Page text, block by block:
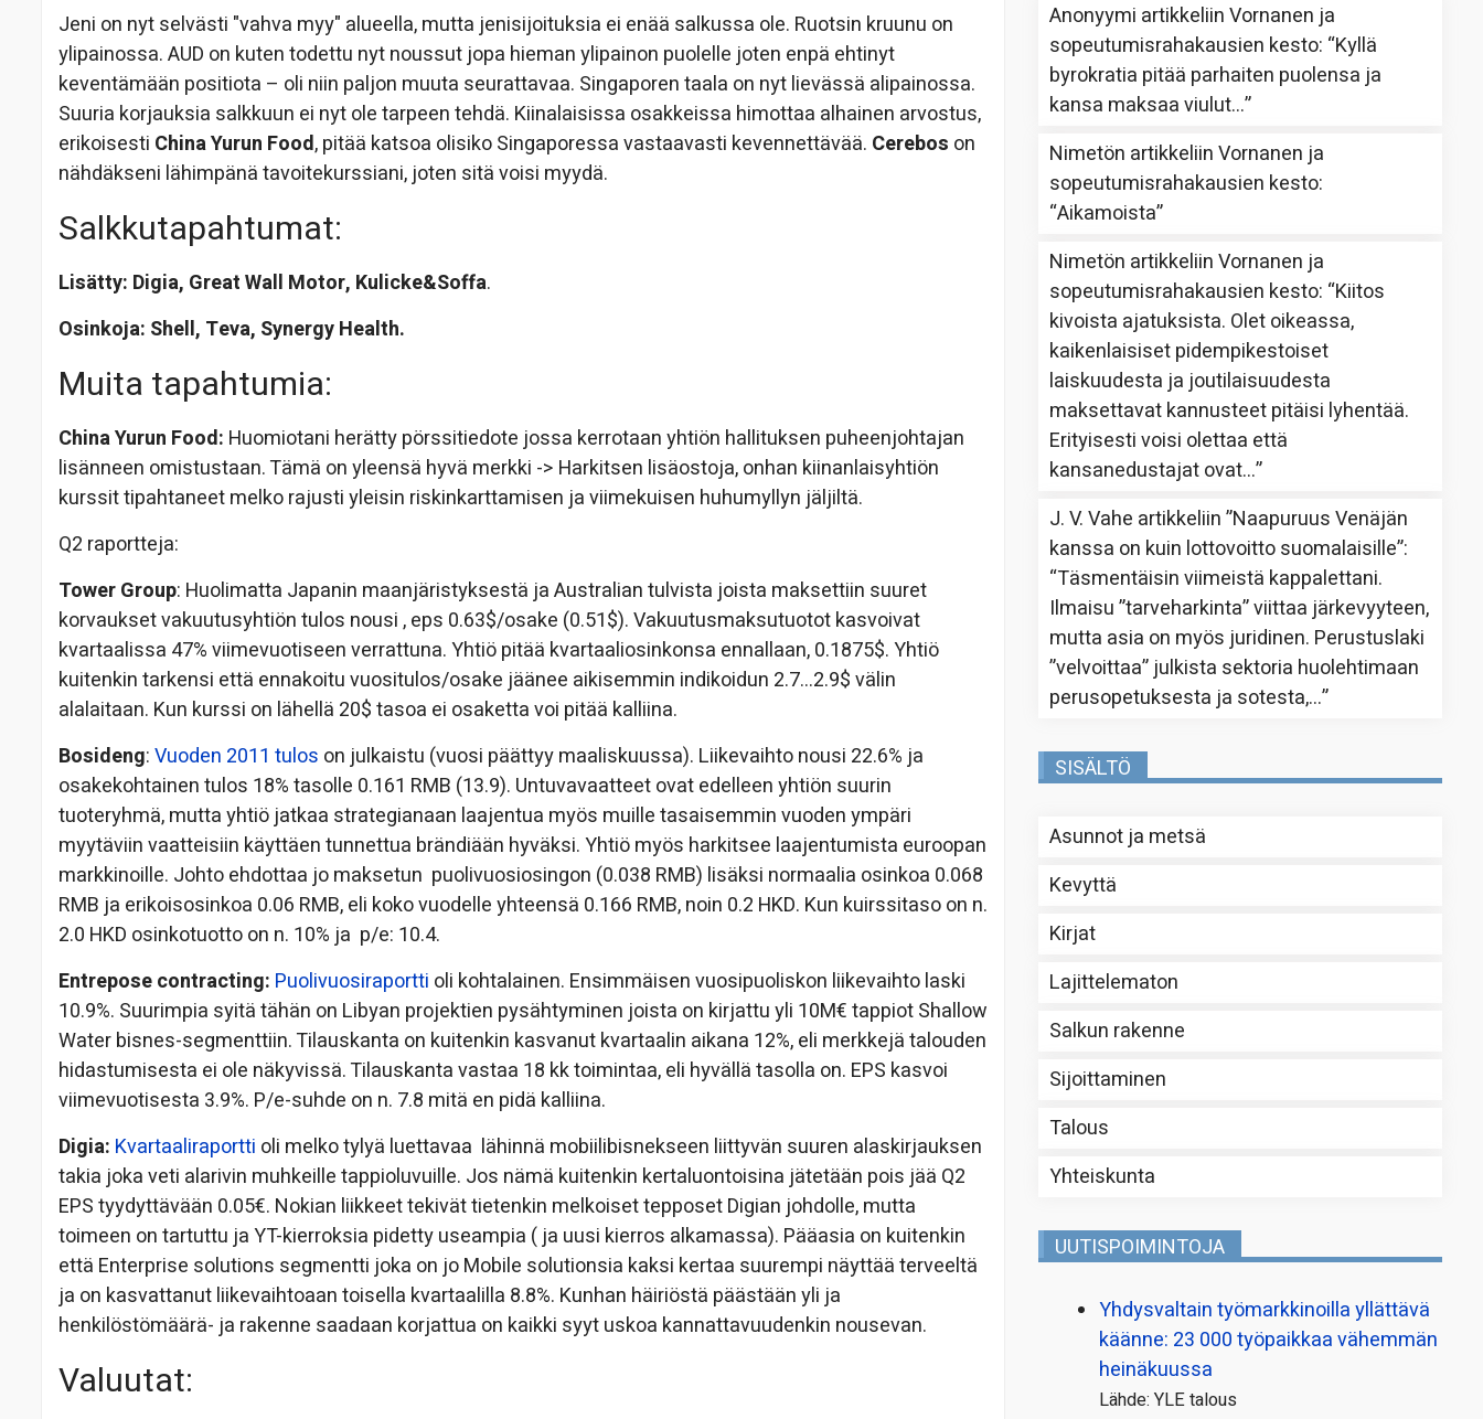
Jeni on nyt selvästi "vahva myy" alueella, mutta jenisijoituksia ei enää salkussa ole. Ruotsin kruunu on
ylipainossa. AUD on kuten todettu nyt noussut jopa hieman ylipainon puolelle joten enpä ehtinyt
keventämään positiota – oli niin paljon muuta seurattavaa. Singaporen taala on nyt lievässä alipainossa.
Suuria korjauksia salkkuun ei nyt ole tarpeen tehdä. Kiinalaisissa osakkeissa himottaa alhainen arvostus,
erikoisesti China Yurun Food, pitää katsoa olisiko Singaporessa vastaavasti kevennettävää. Cerebos on
nähdäkseni lähimpänä tavoitekurssiani, joten sitä voisi myydä.
Salkkutapahtumat:
Lisätty: Digia, Great Wall Motor, Kulicke&Soffa.
Osinkoja: Shell, Teva, Synergy Health.
Muita tapahtumia:
China Yurun Food: Huomiotani herätty pörssitiedote jossa kerrotaan yhtiön hallituksen puheenjohtajan
lisänneen omistustaan. Tämä on yleensä hyvä merkki -> Harkitsen lisäostoja, onhan kiinanlaisyhtiön
kurssit tipahtaneet melko rajusti yleisin riskinkarttamisen ja viimekuisen huhumyllyn jäljiltä.
Q2 raportteja:
Tower Group: Huolimatta Japanin maanjäristyksestä ja Australian tulvista joista maksettiin suuret
korvaukset vakuutusyhtiön tulos nousi , eps 0.63$/osake (0.51$). Vakuutusmaksutuotot kasvoivat
kvartaalissa 47% viimevuotiseen verrattuna. Yhtiö pitää kvartaaliosinkonsa ennallaan, 0.1875$. Yhtiö
kuitenkin tarkensi että ennakoitu vuositulos/osake jäänee aikisemmin indikoidun 2.7…2.9$ välin
alalaitaan. Kun kurssi on lähellä 20$ tasoa ei osaketta voi pitää kalliina.
Bosideng:Vuoden 2011 tulos on julkaistu (vuosi päättyy maaliskuussa). Liikevaihto nousi 22.6% ja
osakekohtainen tulos 18% tasolle 0.161 RMB (13.9). Untuvavaatteet ovat edelleen yhtiön suurin
tuoteryhmä, mutta yhtiö jatkaa strategianaan laajentua myös muille tasaisemmin vuoden ympäri
myytäviin vaatteisiin käyttäen tunnettua brändiään hyväksi. Yhtiö myös harkitsee laajentumista euroopan
markkinoille. Johto ehdottaa jo maksetun puolivuosiosingon (0.038 RMB) lisäksi normaalia osinkoa 0.068
RMB ja erikoisosinkoa 0.06 RMB, eli koko vuodelle yhteensä 0.166 RMB, noin 0.2 HKD. Kun kuirssitaso on n.
2.0 HKD osinkotuotto on n. 10% ja p/e: 10.4.
Entrepose contracting: Puolivuosiraportti oli kohtalainen. Ensimmäisen vuosipuoliskon liikevaihto laski
10.9%. Suurimpia syitä tähän on Libyan projektien pysähtyminen joista on kirjattu yli 10M€ tappiot Shallow
Water bisnes-segmenttiin. Tilauskanta on kuitenkin kasvanut kvartaalin aikana 12%, eli merkkejä talouden
hidastumisesta ei ole näkyvissä. Tilauskanta vastaa 18 kk toimintaa, eli hyvällä tasolla on. EPS kasvoi
viimevuotisesta 3.9%. P/e-suhde on n. 7.8 mitä en pidä kalliina.
Digia: Kvartaaliraportti oli melko tylyä luettavaa lähinnä mobiilibisnekseen liittyvän suuren alaskirjauksen
takia joka veti alarivin muhkeille tappioluvuille. Jos nämä kuitenkin kertaluontoisina jätetään pois jää Q2
EPS tyydyttävään 0.05€. Nokian liikkeet tekivät tietenkin melkoiset tepposet Digian johdolle, mutta
toimeen on tartuttu ja YT-kierroksia pidetty useampia ( ja uusi kierros alkamassa). Pääasia on kuitenkin
että Enterprise solutions segmentti joka on jo Mobile solutionsia kaksi kertaa suurempi näyttää terveeltä
ja on kasvattanut liikevaihtoaan toisella kvartaalilla 8.8%. Kunhan häiriöstä päästään yli ja
henkilöstömäärä- ja rakenne saadaan korjattua on kaikki syyt uskoa kannattavuudenkin nousevan.
Valuutat:
Anonyymi artikkeliinVornanen ja
sopeutumisrahakausien kesto: “Kyllä
byrokratia pitää parhaiten puolensa ja
kansa maksaa viulut…”
Nimetön artikkeliinVornanen ja
sopeutumisrahakausien kesto:
“Aikamoista”
Nimetön artikkeliinVornanen ja
sopeutumisrahakausien kesto: “Kiitos
kivoista ajatuksista. Olet oikeassa,
kaikenlaisiset pidempikestoiset
laiskuudesta ja joutilaisuudesta
maksettavat kannusteet pitäisi lyhentää.
Erityisesti voisi olettaa että
kansanedustajat ovat…”
J. V. Vahe artikkeliin”Naapuruus Venäjän
kanssa on kuin lottovoitto suomalaisille”:
“Täsmentäisin viimeistä kappalettani.
Ilmaisu ”tarveharkinta” viittaa järkevyyteen,
mutta asia on myös juridinen. Perustuslaki
”velvoittaa” julkista sektoria huolehtimaan
perusopetuksesta ja sotesta,…”
SISÄLTÖ
Asunnot ja metsä
Kevyttä
Kirjat
Lajittelematon
Salkun rakenne
Sijoittaminen
Talous
Yhteiskunta
UUTISPOIMINTOJA
Yhdysvaltain työmarkkinoilla yllättävä
käänne: 23 000 työpaikkaa vähemmän
heinäkuussa
Lähde: YLE talous